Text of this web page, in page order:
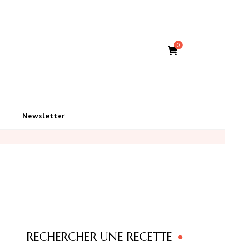
0
Newsletter
RECHERCHER UNE RECETTE